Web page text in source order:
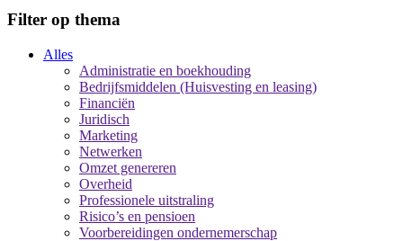
Filter op thema
Alles
Administratie en boekhouding
Bedrijfsmiddelen (Huisvesting en leasing)
Financiën
Juridisch
Marketing
Netwerken
Omzet genereren
Overheid
Professionele uitstraling
Risico’s en pensioen
Voorbereidingen ondernemerschap